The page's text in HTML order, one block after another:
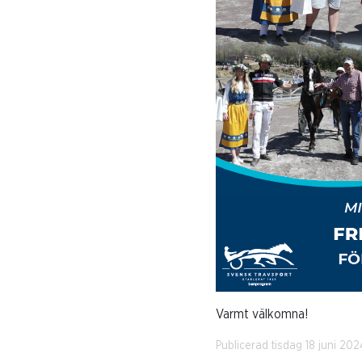
Varmt välkomna!
Publicerad tisdag 18 juni